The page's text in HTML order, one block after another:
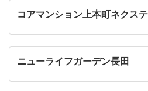
コアマンション上本町ネクス
ニューライフガーデン長田